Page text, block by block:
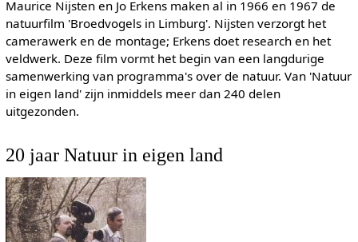
Maurice Nijsten en Jo Erkens maken al in 1966 en 1967 de
natuurfilm 'Broedvogels in Limburg'. Nijsten verzorgt het
camerawerk en de montage; Erkens doet research en het
veldwerk. Deze film vormt het begin van een langdurige
samenwerking van programma's over de natuur. Van 'Natuur
in eigen land' zijn inmiddels meer dan 240 delen
uitgezonden.
20 jaar Natuur in eigen land